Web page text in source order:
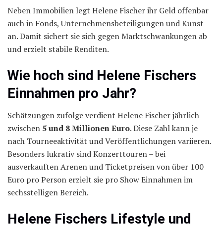
Neben Immobilien legt Helene Fischer ihr Geld offenbar
auch in Fonds, Unternehmensbeteiligungen und Kunst
an. Damit sichert sie sich gegen Marktschwankungen ab
und erzielt stabile Renditen.
Wie hoch sind Helene Fischers
Einnahmen pro Jahr?
Schätzungen zufolge verdient Helene Fischer jährlich
zwischen 5 und 8 Millionen Euro. Diese Zahl kann je
nach Tourneeaktivität und Veröffentlichungen variieren.
Besonders lukrativ sind Konzerttouren – bei
ausverkauften Arenen und Ticketpreisen von über 100
Euro pro Person erzielt sie pro Show Einnahmen im
sechsstelligen Bereich.
Helene Fischers Lifestyle und